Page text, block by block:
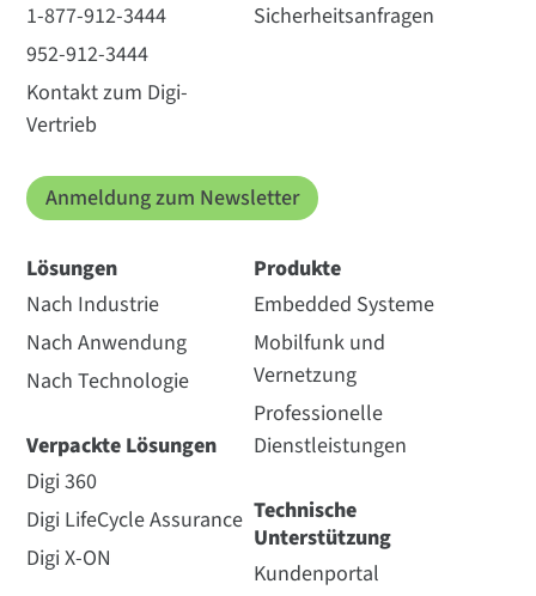
1-877-912-3444
952-912-3444
Kontakt zum Digi-
Vertrieb
Sicherheitsanfragen
Anmeldung zum Newsletter
Lösungen
Nach Industrie
Nach Anwendung
Nach Technologie
Verpackte Lösungen
Digi 360
Digi LifeCycle Assurance
Digi X-ON
Produkte
Embedded Systeme
Mobilfunk und
Vernetzung
Professionelle
Dienstleistungen
Technische
Unterstützung
Kundenportal